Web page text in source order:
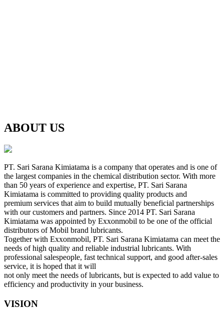
ABOUT US
PT. Sari Sarana Kimiatama is a company that operates and is one of
the largest companies in the chemical distribution sector. With more
than 50 years of experience and expertise, PT. Sari Sarana
Kimiatama is committed to providing quality products and
premium services that aim to build mutually beneficial partnerships
with our customers and partners. Since 2014 PT. Sari Sarana
Kimiatama was appointed by Exxonmobil to be one of the official
distributors of Mobil brand lubricants.
Together with Exxonmobil, PT. Sari Sarana Kimiatama can meet the
needs of high quality and reliable industrial lubricants. With
professional salespeople, fast technical support, and good after-sales
service, it is hoped that it will
not only meet the needs of lubricants, but is expected to add value to
efficiency and productivity in your business.
VISION